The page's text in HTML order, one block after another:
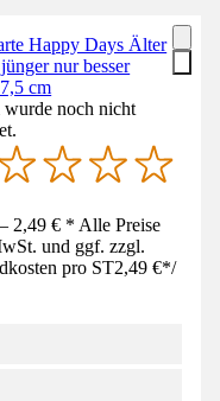
Happy Days Älter
nur besser
cm
noch nicht
2,49 € * Alle Preise
und ggf. zzgl.
pro ST2,49 €*/